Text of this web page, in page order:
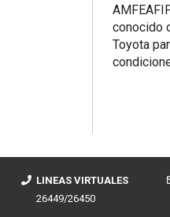
conocido
Toyota
LINEAS VIRTUALES
26449/26450